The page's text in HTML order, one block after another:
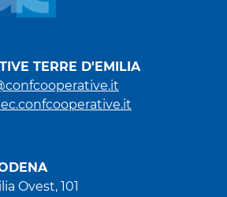
TERRE D'EMILIA
Ovest, 101